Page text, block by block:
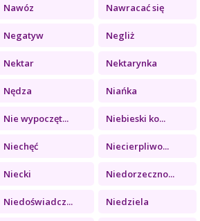
Nawóz Nawracać się
Negatyw Negliż
Nektar Nektarynka
Nędza Niańka
Nie wypoczęt... Niebieski ko...
Niechęć Niecierpliwo...
Niecki Niedorzeczno...
Niedoświadcz... Niedziela